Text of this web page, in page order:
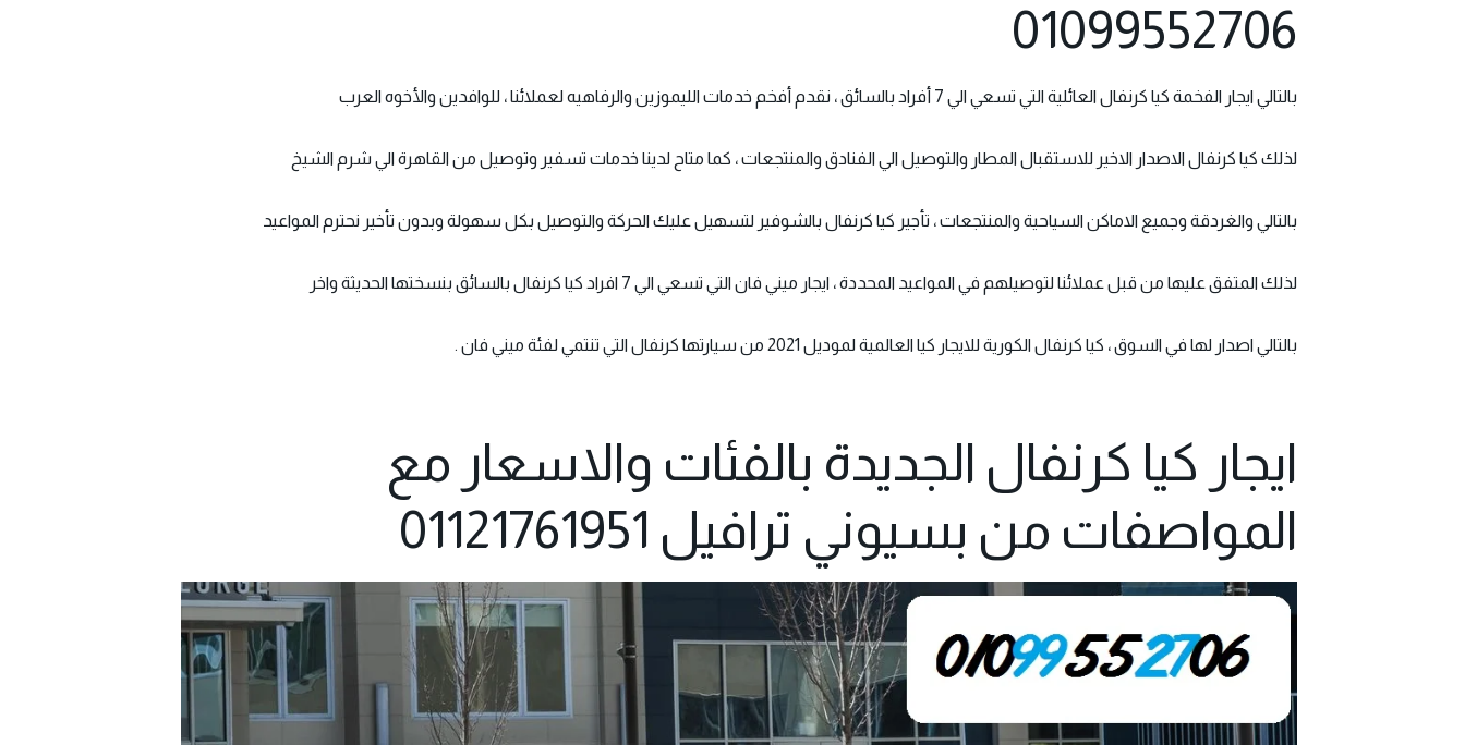
01099552706
بالتالي ايجار الفخمة كيا كرنفال العائلية التي تسعي الي 7 أفراد بالسائق ، نقدم أفخم خدمات الليموزين والرفاهيه لعملائنا ، للوافدين والأخوه العرب
لذلك كياكرنفال الاصدار الاخير للاستقبال المطار والتوصيل الي الفنادق والمنتجعات ، كما متاح لدينا خدمات تسفير وتوصيل من القاهرة الي شرم الشيخ
بالتالي والغردقة وجميع الاماكن السياحية والمنتجعات ، تأجير كيا كرنفال بالشوفير لتسهيل عليك الحركة والتوصيل بكل سهولة وبدون تأخير نحترم المواعيد
لذلك المتفق عليها من قبل عملائنا لتوصيلهم في المواعيد المحددة ، ايجار ميني فان التي تسعي الي 7 افراد كيا كرنفال بالسائق بنسختها الحديثة واخر
بالتالي اصدار لها في السوق ، كيا كرنفال الكورية للايجار كيا العالمية لموديل 2021 من سيارتها كرنفال التي تنتمي لفئة ميني فان .
ايجار كيا كرنفال الجديدة بالفئات والاسعار مع
المواصفات من بسيوني ترافيل 01121761951